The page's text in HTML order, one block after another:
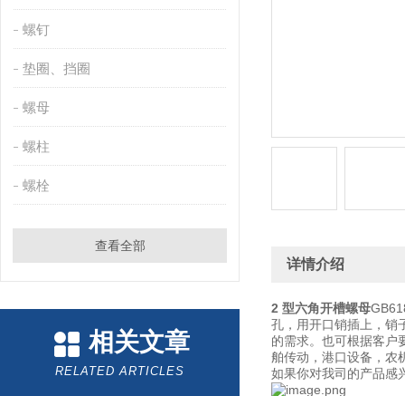
螺钉
垫圈、挡圈
螺母
螺柱
螺栓
查看全部
相关文章
RELATED ARTICLES
详情介绍
2 型六角开槽螺母
孔，用开口销插上，销
的需求。也可根据客户
舶传动，港口设备，农
如果你对我司的产品感